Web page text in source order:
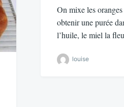
On mixe les
obtenir une purée
l’huile, le miel la
louise